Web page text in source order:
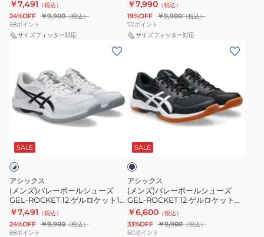
1073A080.101
ー
ル
シ
ズ
GEL-
ROCKET
ル
ロ
ケ
ッ
ト
1073A080.103
￥7,491 （税込）
24%OFF ￥9,900（税込）
68ポイント
サイズフィッター対応
ー
ル
シ
ズ
GEL-
ROCKET
ル
ロ
ケ
ッ
ト
1073A080.100
￥7,990 （税込）
19%OFF ￥9,900（税込）
72ポイント
サイズフィッター対応
ズ)
バ
レ
ー
ル
シ
ュ
ー
ズ
GEL-
SALE
アシックス
(メンズ)バレーボールシューズ
GEL-ROCKET 12 ゲルロケット12
1073A081.101
￥7,491 （税込）
24%OFF ￥9,900（税込）
68ポイント
ズ)
バ
レ
ー
ー
ル
シ
ュ
ー
ズ
GEL-
SALE
ブ
アシックス
(メンズ)バレーボールシューズ
GEL-ROCKET 12 ゲルロケット
1073A080.001
￥6,600 （税込）
33%OFF ￥9,900（税込）
60ポイント